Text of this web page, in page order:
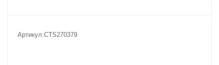
Артикул:CTS270379